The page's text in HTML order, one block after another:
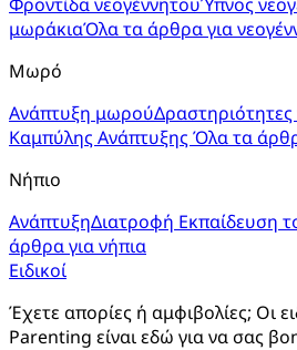
μωράκιαΌλα τα άρθρα για
Μωρό
Ανάπτυξη μωρού
Καμπύλης Ανάπτυξης Όλα τα
Νήπιο
ΑνάπτυξηΔιατροφή Εκπαίδευση
άρθρα για νήπια
Ειδικοί
Έχετε απορίες ή αμφιβολίες; Οι
Parenting είναι εδώ για να σας